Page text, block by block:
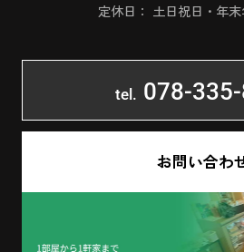
定休日： 土日祝日・年
tel. 078-
お問い合わ